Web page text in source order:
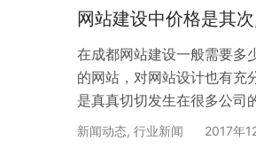
网站建设中价格是其
在成都网站建设一般需要多
的网站，对网站设计也有充
是真真切切发生在很多公司
计网站交付上线前，谁也无
新闻动态, 行业新闻 2017年